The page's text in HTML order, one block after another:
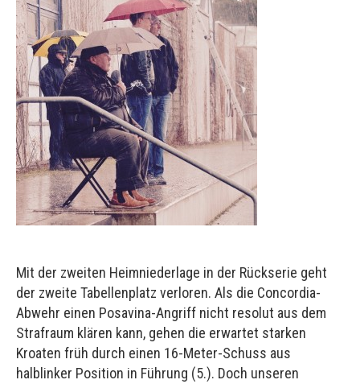
Mit der zweiten Heimniederlage in der Rückserie geht
der zweite Tabellenplatz verloren. Als die Concordia-
Abwehr einen Posavina-Angriff nicht resolut aus dem
Strafraum klären kann, gehen die erwartet starken
Kroaten früh durch einen 16-Meter-Schuss aus
halblinker Position in Führung (5.). Doch unseren